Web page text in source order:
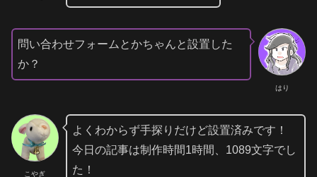
はり
問い合わせフォームとかちゃんと設置した
か？
こやぎ
よくわからず手探りだけど設置済みです！
今日の記事は制作時間1時間、1089文字でし
た！